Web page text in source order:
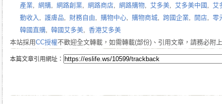
產業, 網購, 網路創業, 網路商店, 網路購物, 艾多美, 艾多美中國 , 艾
動收入 , 護膚品, 財務自由, 購物中心, 購物商城, 跨國企業, 開店, 零
韓國直購, 韓國艾多美, 香港艾多美
本站採用CC授權不歡迎全文轉載，如需轉載(部份)、引用文章，請務必附
本篇文章引用網址：